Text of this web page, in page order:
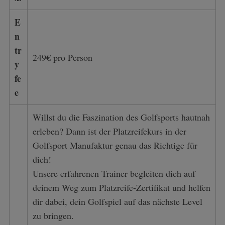
E
n
tr
y
fe
e
249€ pro Person
Willst du die Faszination des Golfsports hautnah
erleben? Dann ist der Platzreifekurs in der
Golfsport Manufaktur genau das Richtige für
dich!
Unsere erfahrenen Trainer begleiten dich auf
deinem Weg zum Platzreife-Zertifikat und helfen
dir dabei, dein Golfspiel auf das nächste Level
zu bringen.